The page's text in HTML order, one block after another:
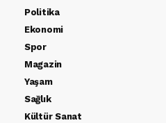
Politika
Ekonomi
Spor
Magazin
Yaşam
Sağlık
Kültür Sanat